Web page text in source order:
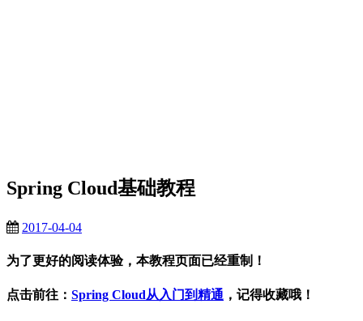
Spring Cloud基础教程
2017-04-04
为了更好的阅读体验，本教程页面已经重制！
点击前往： Spring Cloud从入门到精通 ，记得收藏哦！